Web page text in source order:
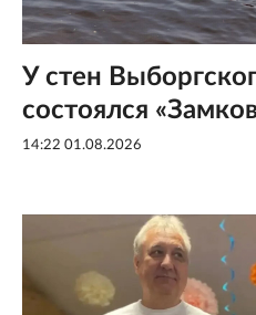
У стен
состоялся
14:22 01.08.2026